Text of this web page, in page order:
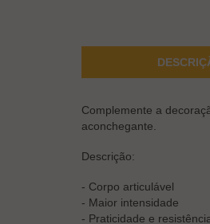
Complemente a
aconchegante.
Descrição:
- Corpo articulável
- Maior intensidade
- Praticidade e